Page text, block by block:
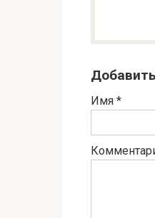
Имя *